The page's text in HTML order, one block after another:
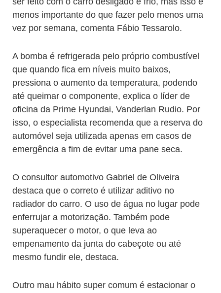
menos importante do que fazer pelo menos uma
vez por semana, comenta Fábio Tessarolo.
A bomba é refrigerada pelo próprio combustível
que quando fica em níveis muito baixos,
pressiona o aumento da temperatura, podendo
até queimar o componente, explica o líder de
oficina da Prime Hyundai, Vanderlan Rudio. Por
isso, o especialista recomenda que a reserva do
automóvel seja utilizada apenas em casos de
emergência a fim de evitar uma pane seca.
O consultor automotivo Gabriel de Oliveira
destaca que o correto é utilizar aditivo no
radiador do carro. O uso de água no lugar pode
enferrujar a motorização. Também pode
superaquecer o motor, o que leva ao
empenamento da junta do cabeçote ou até
mesmo fundir ele, destaca.
Outro mau hábito super comum é estacionar o